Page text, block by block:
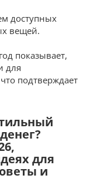
доступных
вещей.
показывает,
для
подтверждает
для
и